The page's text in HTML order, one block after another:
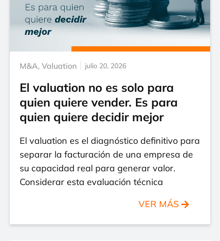
M&A, Valuation julio 20, 2026
El valuation no es solo para
quien quiere vender. Es para
quien quiere decidir mejor
El valuation es el diagnóstico definitivo para
separar la facturación de una empresa de
su capacidad real para generar valor.
Considerar esta evaluación técnica
VER MÁS